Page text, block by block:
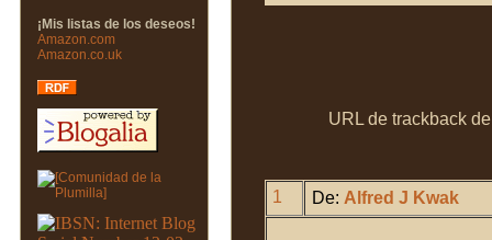
URL de trackback
1 De: Alfred J Kwak
¡Mis listas de los deseos!
Amazon.com
Amazon.co.uk